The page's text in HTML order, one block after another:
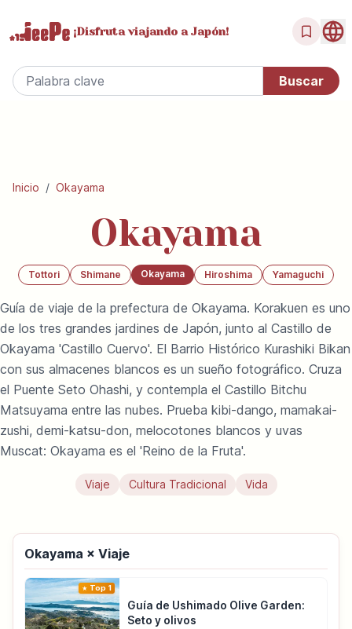
¡Disfrutaviajando a Japón!
Inicio / Okayama
Okayama
Tottori Shimane Okayama Hiroshima Yamaguchi
Guía de viaje de la prefectura de Okayama. Korakuen es uno
de los tres grandes jardines de Japón, junto al Castillo de
Okayama 'Castillo Cuervo'. El Barrio Histórico Kurashiki Bikan
con sus almacenes blancos es un sueño fotográfico. Cruza
el Puente Seto Ohashi, y contempla el Castillo Bitchu
Matsuyama entre las nubes. Prueba kibi-dango, mamakai-
zushi, demi-katsu-don, melocotones blancos y uvas
Muscat: Okayama es el 'Reino de la Fruta'.
Viaje Cultura Tradicional Vida
Okayama × Viaje
Top 1
Guía de Ushimado Olive Garden:
Seto y olivos